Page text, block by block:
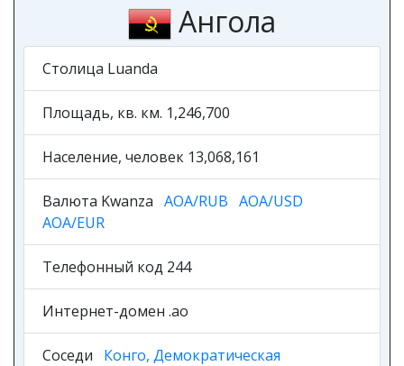
Ангола
Столица Luanda
Площадь, кв. км. 1,246,700
Население, человек 13,068,161
Валюта Kwanza AOA/RUB AOA/USD
AOA/EUR
Телефонный код 244
Интернет-домен .ao
Соседи Конго, Демократическая